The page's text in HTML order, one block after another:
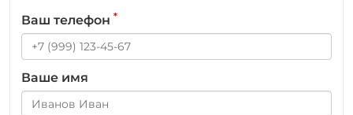
Ваш телефон *
Ваше имя